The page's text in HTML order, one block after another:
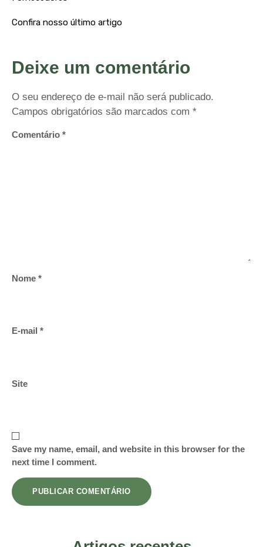
Confira nosso último artigo
Deixe um comentário
O seu endereço de e-mail não será publicado.
Campos obrigatórios são marcados com *
Comentário *
Nome *
E-mail *
Site
Save my name, email, and website in this browser for the
next time I comment.